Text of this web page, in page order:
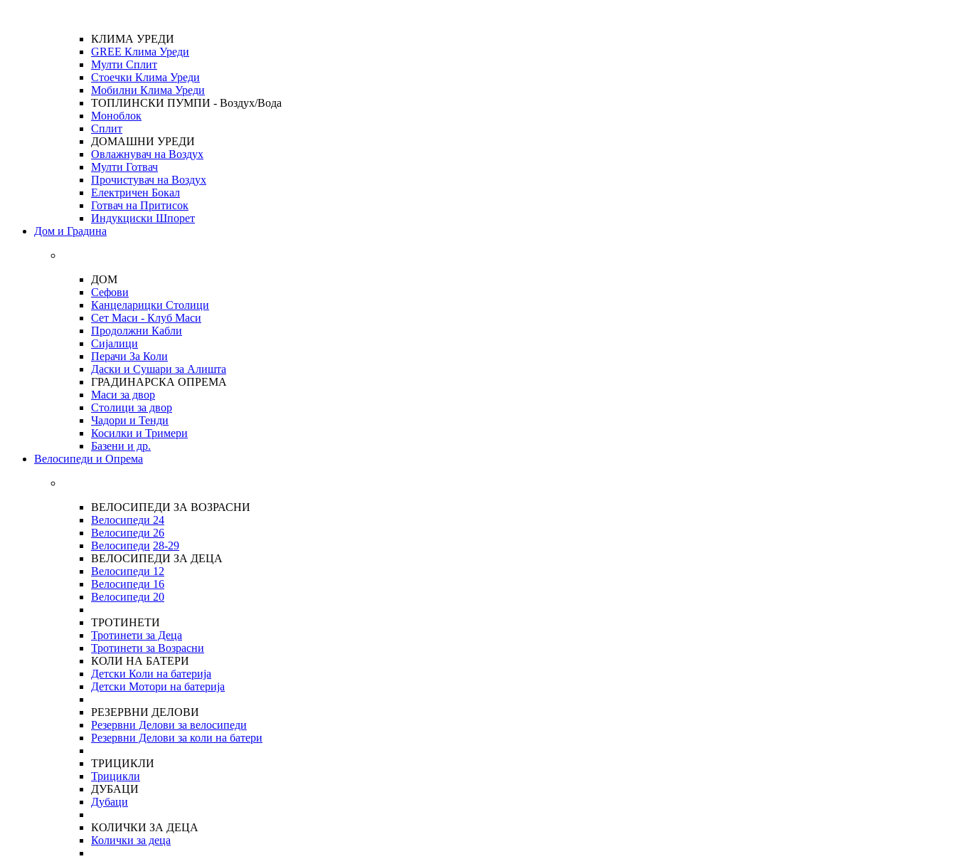
КЛИМА УРЕДИ
GREE Клима Уреди
Мулти Сплит
Стоечки Клима Уреди
Мобилни Клима Уреди
ТОПЛИНСКИ ПУМПИ - Воздух/Вода
Моноблок
Сплит
ДОМАШНИ УРЕДИ
Овлажнувач на Воздух
Мулти Готвач
Прочистувач на Воздух
Електричен Бокал
Готвач на Притисок
Индукциски Шпорет
Дом и Градина
ДОМ
Сефови
Канцеларицки Столици
Сет Маси - Клуб Маси
Продолжни Кабли
Сијалици
Перачи За Коли
Даски и Сушари за Алишта
ГРАДИНАРСКА ОПРЕМА
Маси за двор
Столици за двор
Чадори и Тенди
Косилки и Тримери
Базени и др.
Велосипеди и Опрема
ВЕЛОСИПЕДИ ЗА ВОЗРАСНИ
Велосипеди 24
Велосипеди 26
Велосипеди 28-29
ВЕЛОСИПЕДИ ЗА ДЕЦА
Велосипеди 12
Велосипеди 16
Велосипеди 20
ТРОТИНЕТИ
Тротинети за Деца
Тротинети за Возрасни
КОЛИ НА БАТЕРИ
Детски Коли на батерија
Детски Мотори на батерија
РЕЗЕРВНИ ДЕЛОВИ
Резервни Делови за велосипеди
Резервни Делови за коли на батери
ТРИЦИКЛИ
Трицикли
ДУБАЦИ
Дубаци
КОЛИЧКИ ЗА ДЕЦА
Колички за деца